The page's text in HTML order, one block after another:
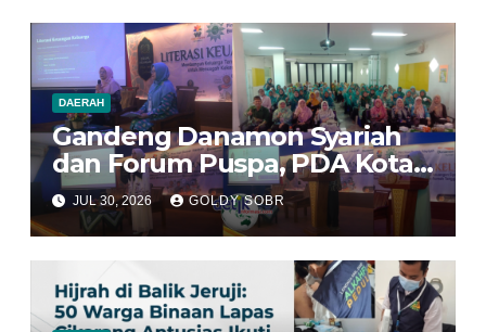
Awards 2026
DAERAH
Gandeng Danamon Syariah
dan Forum Puspa, PDA Kota
Bekasi Dorong Perempuan
Jadi Pengelola Ekonomi
Keluarga yang Tangguh
JUL 30, 2026 GOLDY SOBR